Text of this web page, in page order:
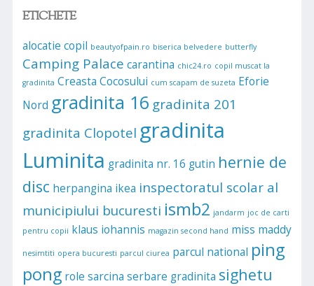
ETICHETE
alocatie copil beautyofpain.ro biserica belvedere butterfly
Camping Palace carantina chic24.ro copil muscat la
gradinita Creasta Cocosului cum scapam de suzeta Eforie
Nord gradinita 16 gradinita 201
gradinita Clopotel gradinita
Luminita gradinita nr. 16 gutin hernie de
disc herpangina ikea inspectoratul scolar al
municipiului bucuresti ismb2 jandarm joc de carti
pentru copii klaus iohannis magazin second hand miss maddy
nesimtiti opera bucuresti parcul ciurea parcul national ping
pong role sarcina serbare gradinita sighetu